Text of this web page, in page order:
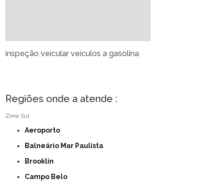
inspeção veicular veículos a gasolina
Regiões onde a atende :
Zona Sul
Aeroporto
Balneário Mar Paulista
Brooklin
Campo Belo